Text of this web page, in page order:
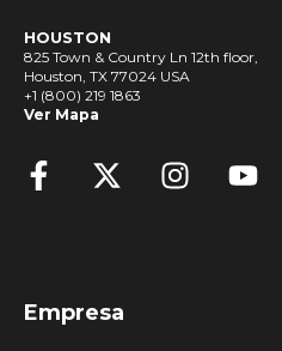
HOUSTON
825 Town & Country Ln 12th floor,
Houston, TX 77024 USA
+1 (800) 219 1863
Ver Mapa
Empresa